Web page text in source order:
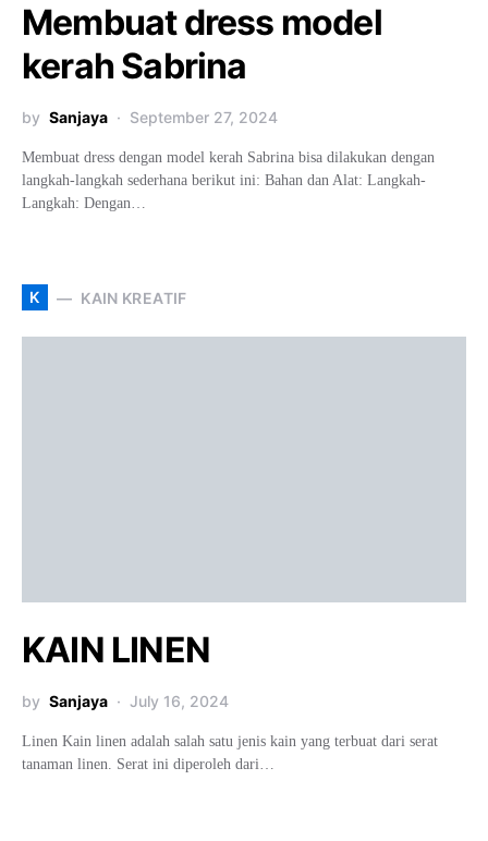
Membuat dress model
kerah Sabrina
by Sanjaya September 27, 2024
Membuat dress dengan model kerah Sabrina bisa dilakukan dengan
langkah-langkah sederhana berikut ini: Bahan dan Alat: Langkah-
Langkah: Dengan…
K KAIN KREATIF
KAIN LINEN
by Sanjaya July 16, 2024
Linen Kain linen adalah salah satu jenis kain yang terbuat dari serat
tanaman linen. Serat ini diperoleh dari…